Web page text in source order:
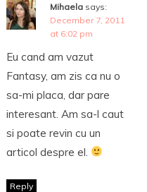
Mihaela says:
December 7, 2011
at 6:02 pm
Eu cand am vazut
Fantasy, am zis ca nu o
sa-mi placa, dar pare
interesant. Am sa-l caut
si poate revin cu un
articol despre el.
Reply